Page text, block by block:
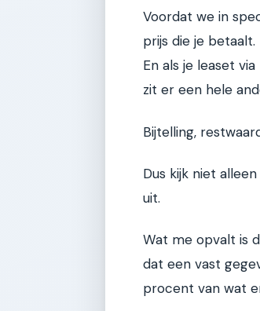
Voordat we in
prijs die je
En als je leaset
zit er een hele
Bijtelling,
Dus kijk niet
uit.
Wat me opvalt is
dat een vast
procent van wat